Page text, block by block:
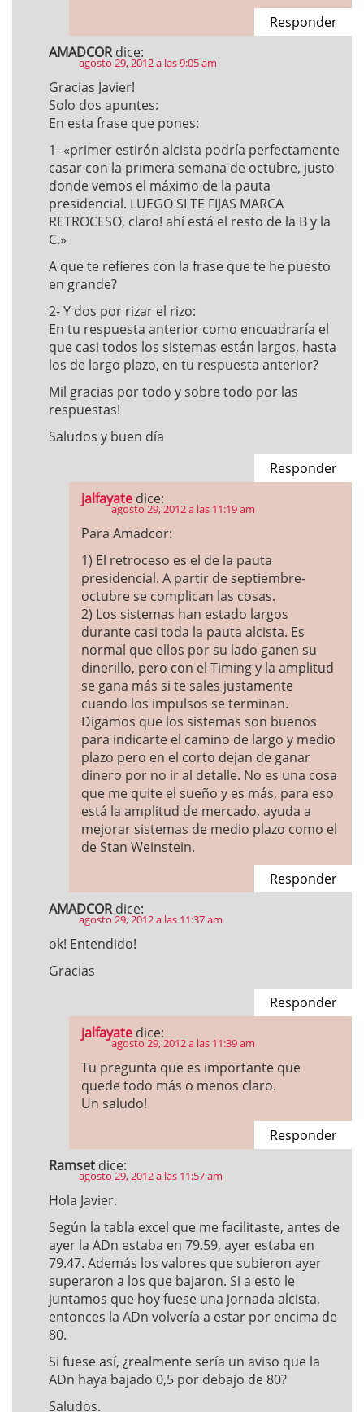
Responder
AMADCOR dice:
agosto 29, 2012 a las 9:05 am
Gracias Javier!
Solo dos apuntes:
En esta frase que pones:
1- «primer estirón alcista podría perfectamente
casar con la primera semana de octubre, justo
donde vemos el máximo de la pauta
presidencial. LUEGO SI TE FIJAS MARCA
RETROCESO, claro! ahí está el resto de la B y la
C.»
A que te refieres con la frase que te he puesto
en grande?
2- Y dos por rizar el rizo:
En tu respuesta anterior como encuadraría el
que casi todos los sistemas están largos, hasta
los de largo plazo, en tu respuesta anterior?
Mil gracias por todo y sobre todo por las
respuestas!
Saludos y buen día
Responder
jalfayate dice:
agosto 29, 2012 a las 11:19 am
Para Amadcor:
1) El retroceso es el de la pauta
presidencial. A partir de septiembre-
octubre se complican las cosas.
2) Los sistemas han estado largos
durante casi toda la pauta alcista. Es
normal que ellos por su lado ganen su
dinerillo, pero con el Timing y la amplitud
se gana más si te sales justamente
cuando los impulsos se terminan.
Digamos que los sistemas son buenos
para indicarte el camino de largo y medio
plazo pero en el corto dejan de ganar
dinero por no ir al detalle. No es una cosa
que me quite el sueño y es más, para eso
está la amplitud de mercado, ayuda a
mejorar sistemas de medio plazo como el
de Stan Weinstein.
Responder
AMADCOR dice:
agosto 29, 2012 a las 11:37 am
ok! Entendido!
Gracias
Responder
jalfayate dice:
agosto 29, 2012 a las 11:39 am
Tu pregunta que es importante que
quede todo más o menos claro.
Un saludo!
Responder
Ramset dice:
agosto 29, 2012 a las 11:57 am
Hola Javier.
Según la tabla excel que me facilitaste, antes de
ayer la ADn estaba en 79.59, ayer estaba en
79.47. Además los valores que subieron ayer
superaron a los que bajaron. Si a esto le
juntamos que hoy fuese una jornada alcista,
entonces la ADn volvería a estar por encima de
80.
Si fuese así, ¿realmente sería un aviso que la
ADn haya bajado 0,5 por debajo de 80?
Saludos.